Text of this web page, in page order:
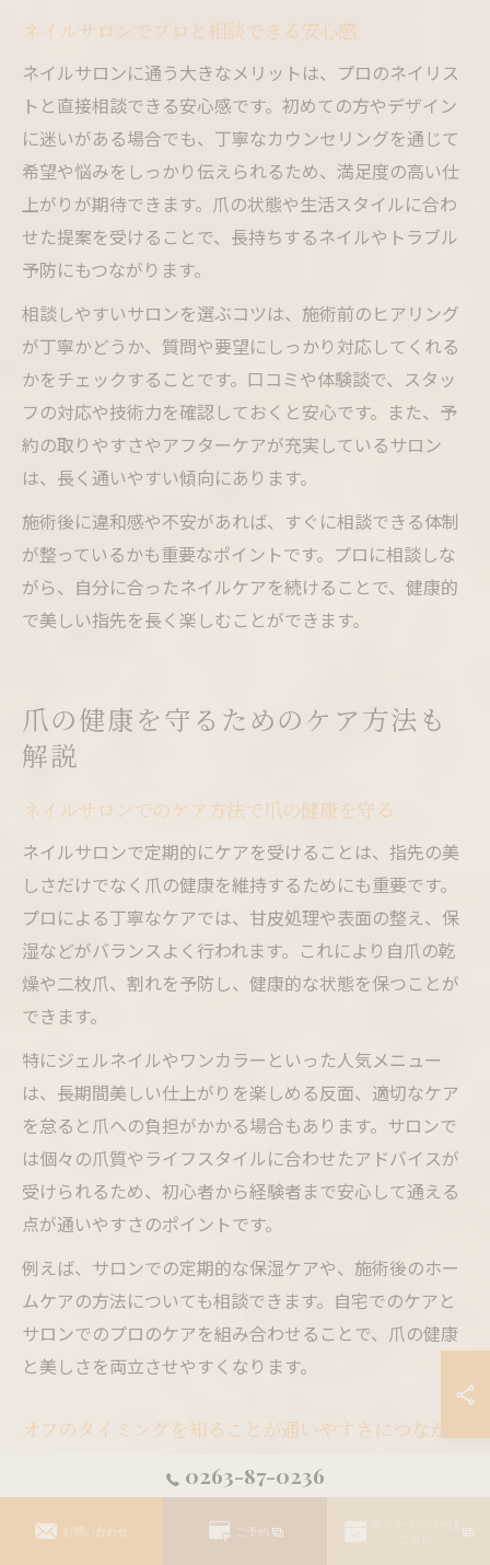
ネイルサロンでプロと相談できる安心感
ネイルサロンに通う大きなメリットは、プロのネイリス
トと直接相談できる安心感です。初めての方やデザイン
に迷いがある場合でも、丁寧なカウンセリングを通じて
希望や悩みをしっかり伝えられるため、満足度の高い仕
上がりが期待できます。爪の状態や生活スタイルに合わ
せた提案を受けることで、長持ちするネイルやトラブル
予防にもつながります。
相談しやすいサロンを選ぶコツは、施術前のヒアリング
が丁寧かどうか、質問や要望にしっかり対応してくれる
かをチェックすることです。口コミや体験談で、スタッ
フの対応や技術力を確認しておくと安心です。また、予
約の取りやすさやアフターケアが充実しているサロン
は、長く通いやすい傾向にあります。
施術後に違和感や不安があれば、すぐに相談できる体制
が整っているかも重要なポイントです。プロに相談しな
がら、自分に合ったネイルケアを続けることで、健康的
で美しい指先を長く楽しむことができます。
爪の健康を守るためのケア方法も
解説
ネイルサロンでのケア方法で爪の健康を守る
ネイルサロンで定期的にケアを受けることは、指先の美
しさだけでなく爪の健康を維持するためにも重要です。
プロによる丁寧なケアでは、甘皮処理や表面の整え、保
湿などがバランスよく行われます。これにより自爪の乾
燥や二枚爪、割れを予防し、健康的な状態を保つことが
できます。
特にジェルネイルやワンカラーといった人気メニュー
は、長期間美しい仕上がりを楽しめる反面、適切なケア
を怠ると爪への負担がかかる場合もあります。サロンで
は個々の爪質やライフスタイルに合わせたアドバイスが
受けられるため、初心者から経験者まで安心して通える
点が通いやすさのポイントです。
例えば、サロンでの定期的な保湿ケアや、施術後のホー
ムケアの方法についても相談できます。自宅でのケアと
サロンでのプロのケアを組み合わせることで、爪の健康
と美しさを両立させやすくなります。
オフのタイミングを知ることが通いやすさにつながる
ジェルネイルやマニキュアを長持ちさせたいと考える方
も多いですが、適切なオフのタイミングを知っておくこ
とが、結果的にサロン通いのストレスを減らすポイント
0263-87-0236
お問い合わせ